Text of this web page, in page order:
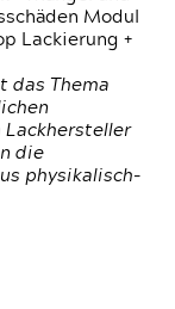
Modul
Lackierung +
das Thema
Lackhersteller
die
physikalisch-